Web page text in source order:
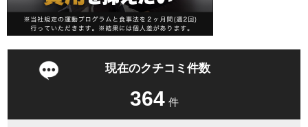
現在のクチコミ件数
364 件